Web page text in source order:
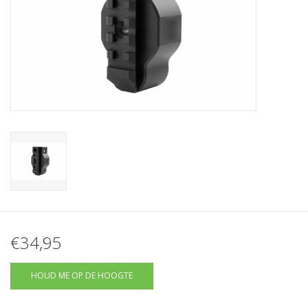
Merken
€34,95
HOUD ME OP DE HOOGTE